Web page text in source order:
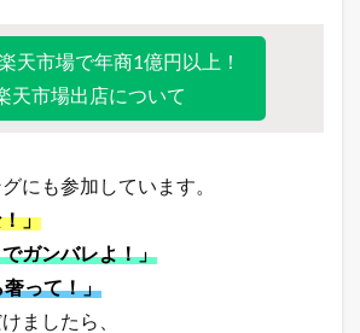
天市場で年商1億円以上！
天市場出店について
にも参加しています。
」
ガンバレよ！」
って！」
ましたら、